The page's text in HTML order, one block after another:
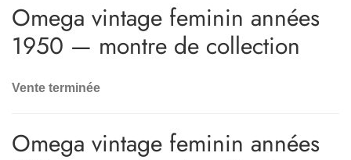
Omega vintage feminin années
1950 — montre de collection
Vente terminée
Omega vintage feminin années